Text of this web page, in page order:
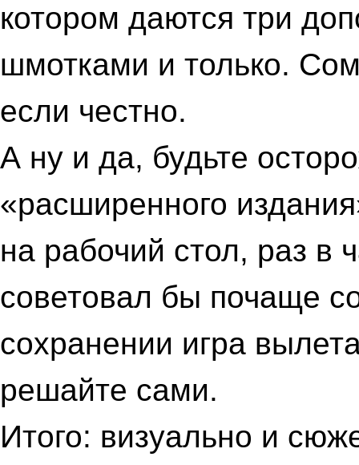
котором даются три
шмотками и только.
если честно.
А ну и да, будьте
«расширенного
на рабочий стол, раз в
советовал бы почаще
сохранении игра
решайте сами.
Итого: визуально и